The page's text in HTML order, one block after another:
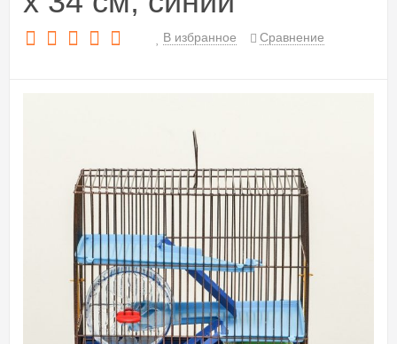
В избранное Сравнение